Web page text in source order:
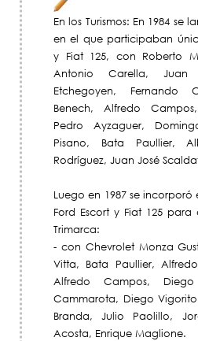
En los Turismos: En 1984 se
en el que participaban
y Fiat 125, con Roberto
Antonio Carella, Juan
Etchegoyen, Fernando
Benech, Alfredo
Pedro Ayzaguer,
Pisano, Bata Paullier,
Rodríguez, Juan José
Luego en 1987 se
Ford Escort y Fiat 125 para
Trimarca:
- con Chevrolet Monza
Vitta, Bata Paullier,
Alfredo Campos, Diego
Cammarota, Diego
Branda, Julio Paolillo,
Acosta, Enrique Maglione.